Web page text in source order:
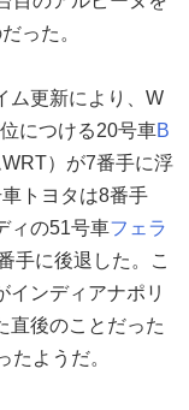
った。
ム更新により、W
につける20号車B
）が7番手に浮
トヨタは8番手
ィの51号車フェラ
手に後退した。こ
インディアナポリ
直後のことだった
たようだ。